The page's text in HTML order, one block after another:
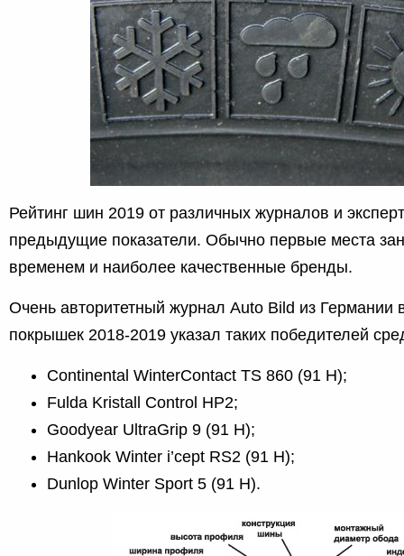
Рейтинг шин 2019 от различных журналов и
предыдущие показатели. Обычно первые места
временем и наиболее качественные бренды.
Очень авторитетный журнал Auto Bild из Германии
покрышек 2018-2019 указал таких победителей
Continental WinterContact TS 860 (91 H);
Fulda Kristall Control HP2;
Goodyear UltraGrip 9 (91 H);
Hankook Winter i’cept RS2 (91 H);
Dunlop Winter Sport 5 (91 H).